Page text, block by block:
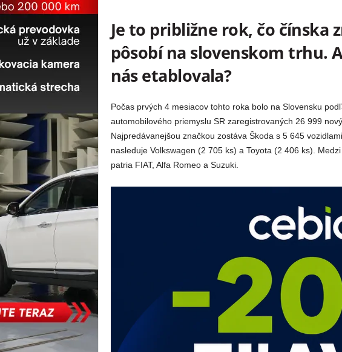
Je to približne rok, čo čínska
pôsobí na slovenskom trhu.
nás etablovala?
Počas prvých 4 mesiacov tohto roka bolo na Slovensku
automobilového priemyslu SR zaregistrovaných 26 999
Najpredávanejšou značkou zostáva Škoda s 5 645
nasleduje Volkswagen (2 705 ks) a Toyota (2 406 ks).
patria FIAT, Alfa Romeo a Suzuki.